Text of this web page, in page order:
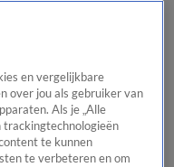
beste van Hart
Tip de
en vergelijkbare
over jou als gebruiker van
Als je „Alle
trackingtechnologieën
te kunnen
te verbeteren en om